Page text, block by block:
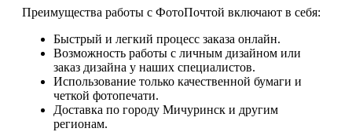
Преимущества работы с ФотоПочтой включают в себя:
Быстрый и легкий процесс заказа онлайн.
Возможность работы с личным дизайном или
заказ дизайна у наших специалистов.
Использование только качественной бумаги и
четкой фотопечати.
Доставка по городу Мичуринск и другим
регионам.